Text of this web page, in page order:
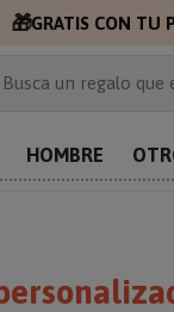
Busca un regalo que
Regalos
HOMBRE